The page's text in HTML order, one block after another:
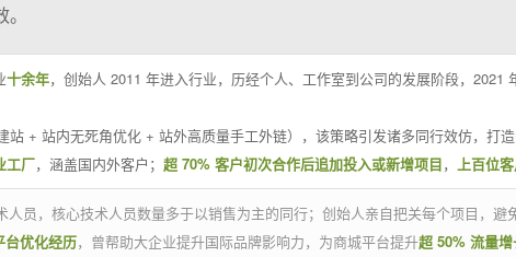
十余年，创始人 2011 年进入行业，历经个人、工作室到公司的发展阶段，
站 + 站内无死角优化 + 站外高质量手工外链），该策略引发诸多同行效仿，打
工厂，涵盖国内外客户； 超 70% 客户初次合作后追加投入或新增项目， 上百位
人员，核心技术人员数量多于以销售为主的同行；创始人亲自把关每个项目，避
台优化经历，曾帮助大企业提升国际品牌影响力，为商城平台提升超 50% 流量增